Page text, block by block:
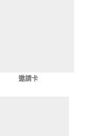
邀請卡